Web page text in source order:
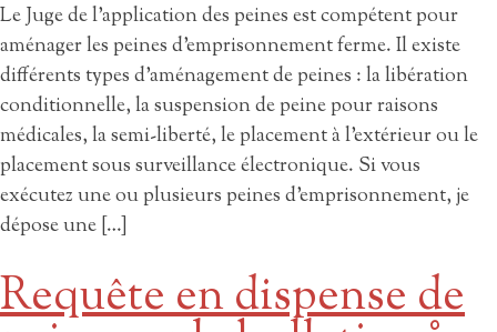
Le Juge de l’application des peines est compétent pour
aménager les peines d’emprisonnement ferme. Il existe
différents types d’aménagement de peines : la libération
conditionnelle, la suspension de peine pour raisons
médicales, la semi-liberté, le placement à l’extérieur ou le
placement sous surveillance électronique. Si vous
exécutez une ou plusieurs peines d’emprisonnement, je
dépose une […]
Requête en dispense de